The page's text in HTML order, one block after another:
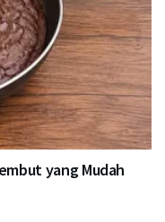
yang Mudah